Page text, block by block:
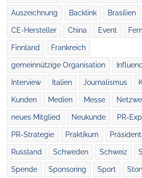
Auszeichnung Backlink Brasilien
CE-Hersteller China Event
Finnland Frankreich
gemeinnützige Organisation
Interview Italien Journalismus
Kunden Medien Messe
neues Mitglied Neukunde PR-
PR-Strategie Praktikum Präsident
Russland Schweden Schweiz
Spende Sponsoring Sport